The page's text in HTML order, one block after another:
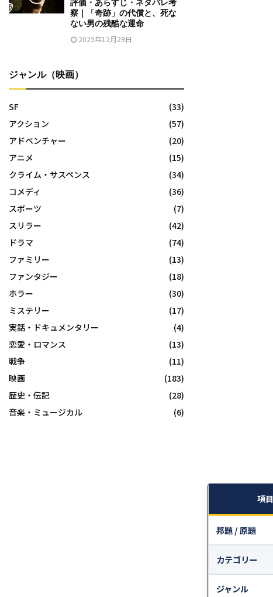
項目
邦題 / 原題
カテゴリー
ジャンル
評価・あらすじ・ネタバレ考
察｜「奇跡」の代償と、死な
ない男の残酷な運命
2025年12月29日
ジャンル（映画）
SF
(33)
アクション
(57)
アドベンチャー
(20)
アニメ
(15)
クライム・サスペンス
(34)
コメディ
(36)
スポーツ
(7)
スリラー
(42)
ドラマ
(74)
ファミリー
(13)
ファンタジー
(18)
ホラー
(30)
ミステリー
(17)
実話・ドキュメンタリー
(4)
恋愛・ロマンス
(13)
戦争
(11)
映画
(183)
歴史・伝記
(28)
音楽・ミュージカル
(6)